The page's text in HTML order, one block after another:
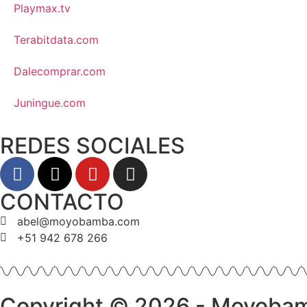
Playmax.tv
Terabitdata.com
Dalecomprar.com
Juningue.com
REDES SOCIALES
CONTACTO
abel@moyobamba.com
+51 942 678 266